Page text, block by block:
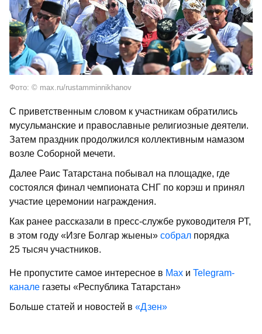
Фото: © max.ru/rustamminnikhanov
С приветственным словом к участникам обратились
мусульманские и православные религиозные деятели.
Затем праздник продолжился коллективным намазом
возле Соборной мечети.
Далее Раис Татарстана побывал на площадке, где
состоялся финал чемпионата СНГ по корэш и принял
участие церемонии награждения.
Как ранее рассказали в пресс-службе руководителя РТ,
в этом году «Изге Болгар жыены» собрал порядка
25 тысяч участников.
Не пропустите самое интересное в Max и Telegram-
канале газеты «Республика Татарстан»
Больше статей и новостей в «Дзен»